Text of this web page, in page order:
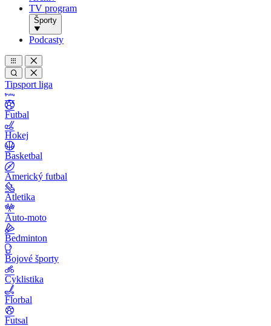
TV program
Športy
Podcasty
Tipsport liga
Futbal
Hokej
Basketbal
Americký futbal
Atletika
Auto-moto
Bedminton
Bojové športy
Cyklistika
Florbal
Futsal